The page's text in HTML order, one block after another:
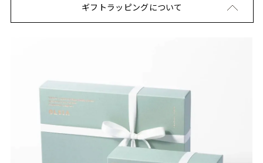
ギフトラッピングについて